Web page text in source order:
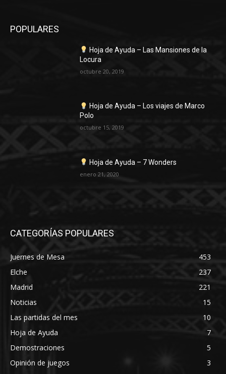
POPULARES
Hoja de Ayuda – Las Mansiones de la
Locura
octubre 20, 2019
Hoja de Ayuda – Los viajes de Marco
Polo
octubre 15, 2019
Hoja de Ayuda – 7 Wonders
enero 21, 2020
CATEGORÍAS POPULARES
Juernes de Mesa
453
Elche
237
Madrid
221
Noticias
15
Las partidas del mes
10
Hoja de Ayuda
7
Demostraciones
5
Opinión de juegos
3